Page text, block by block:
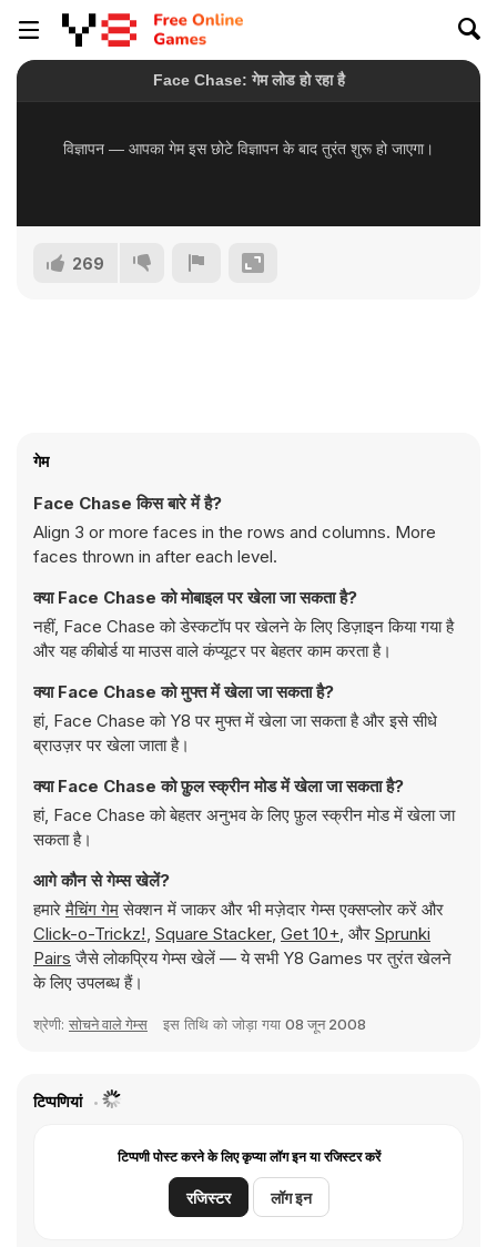
269
गेम
Face Chase किस बारे में है?
Align 3 or more faces in the rows and columns. More
faces thrown in after each level.
क्या Face Chase को मोबाइल पर खेला जा सकता है?
नहीं, Face Chase को डेस्कटॉप पर खेलने के लिए डिज़ाइन किया गया है
और यह कीबोर्ड या माउस वाले कंप्यूटर पर बेहतर काम करता है।
क्या Face Chase को मुफ्त में खेला जा सकता है?
हां, Face Chase को Y8 पर मुफ्त में खेला जा सकता है और इसे सीधे
ब्राउज़र पर खेला जाता है।
क्या Face Chase को फ़ुल स्क्रीन मोड में खेला जा सकता है?
हां, Face Chase को बेहतर अनुभव के लिए फ़ुल स्क्रीन मोड में खेला जा
सकता है।
आगे कौन से गेम्स खेलें?
हमारेमैचिंग गेमसेक्शन में जाकर और भी मज़ेदार गेम्स एक्सप्लोर करें और
Click-o-Trickz!, Square Stacker, Get 10+, और Sprunki
Pairs जैसे लोकप्रिय गेम्स खेलें — ये सभी Y8 Games पर तुरंत खेलने
के लिए उपलब्ध हैं।
श्रेणी: सोचने वाले गेम्स इस तिथि को जोड़ा गया 08 जून 2008
टिप्पणियां
टिप्पणी पोस्ट करने के लिए कृप्या लॉग इन या रजिस्टर करें
रजिस्टर लॉग इन